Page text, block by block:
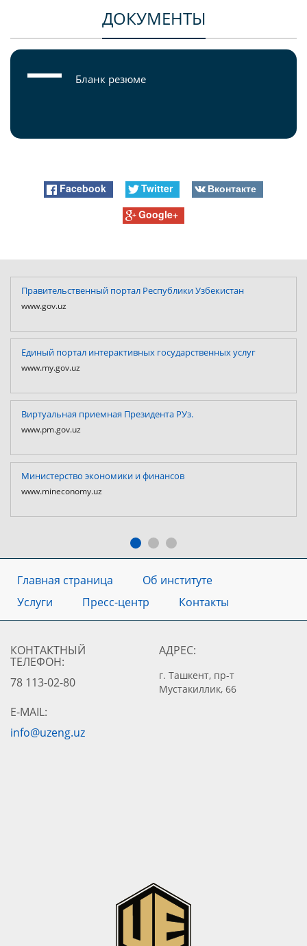
ДОКУМЕНТЫ
Бланк резюме
Facebook Twitter
Вконтакте
Google+
Правительственный портал Республики Узбекистан
www.gov.uz
Единый портал интерактивных государственных услуг
www.my.gov.uz
Виртуальная приемная Президента РУз.
www.pm.gov.uz
Министерство экономики и финансов
www.mineconomy.uz
Главная страница
Об институте
Услуги
Пресс-центр Контакты
КОНТАКТНЫЙ
ТЕЛЕФОН:
78 113-02-80
АДРЕС:
г. Ташкент, пр-т
Мустакиллик, 66
E-MAIL:
info@uzeng.uz